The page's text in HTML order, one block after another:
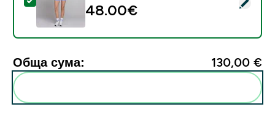
48.00€‎
Обща сума: 130,00 €‎